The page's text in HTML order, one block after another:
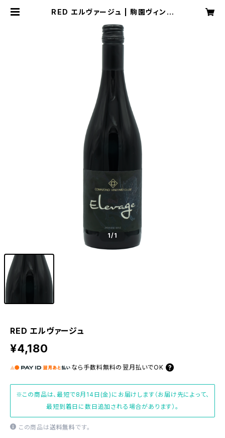
RED エルヴァージュ | 駒園ヴィンヤ
1/1
RED エルヴァージュ
¥4,180
なら 手数料無料の 翌月払いでOK
※この商品は、最短で8月14日(金)にお届けします（お届け先によって、
最短到着日に数日追加される場合があります）。
この商品は送料無料です。